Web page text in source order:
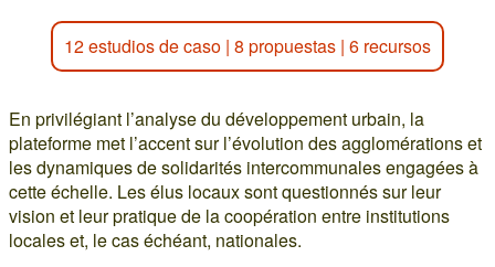
12 estudios de caso | 8 propuestas | 6 recursos
En privilégiant l’analyse du développement urbain, la
plateforme met l’accent sur l’évolution des agglomérations et
les dynamiques de solidarités intercommunales engagées à
cette échelle. Les élus locaux sont questionnés sur leur
vision et leur pratique de la coopération entre institutions
locales et, le cas échéant, nationales.